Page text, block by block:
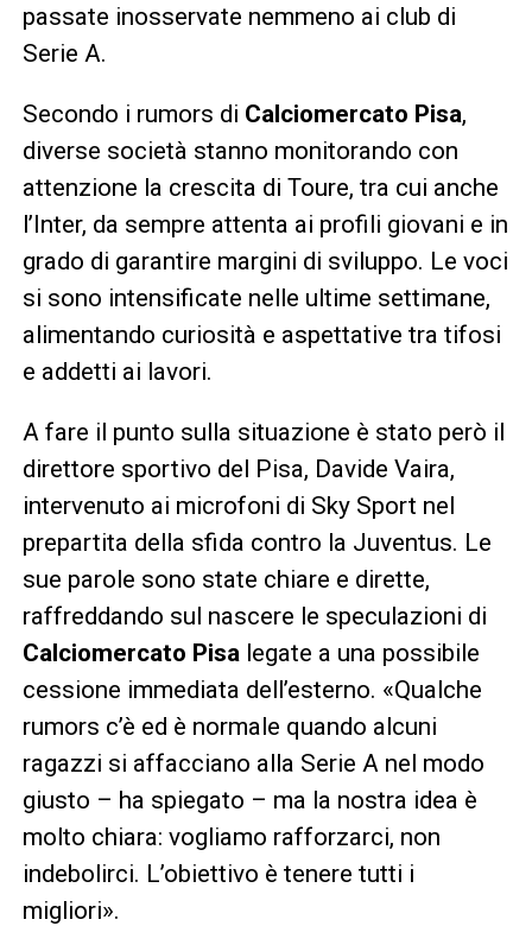
passate inosservate nemmeno ai club di
Serie A.
Secondo i rumors di Calciomercato Pisa,
diverse società stanno monitorando con
attenzione la crescita di Toure, tra cui anche
l’Inter, da sempre attenta ai profili giovani e in
grado di garantire margini di sviluppo. Le voci
si sono intensificate nelle ultime settimane,
alimentando curiosità e aspettative tra tifosi
e addetti ai lavori.
A fare il punto sulla situazione è stato però il
direttore sportivo del Pisa, Davide Vaira,
intervenuto ai microfoni di Sky Sport nel
prepartita della sfida contro la Juventus. Le
sue parole sono state chiare e dirette,
raffreddando sul nascere le speculazioni di
Calciomercato Pisa legate a una possibile
cessione immediata dell’esterno. «Qualche
rumors c’è ed è normale quando alcuni
ragazzi si affacciano alla Serie A nel modo
giusto – ha spiegato – ma la nostra idea è
molto chiara: vogliamo rafforzarci, non
indebolirci. L’obiettivo è tenere tutti i
migliori».